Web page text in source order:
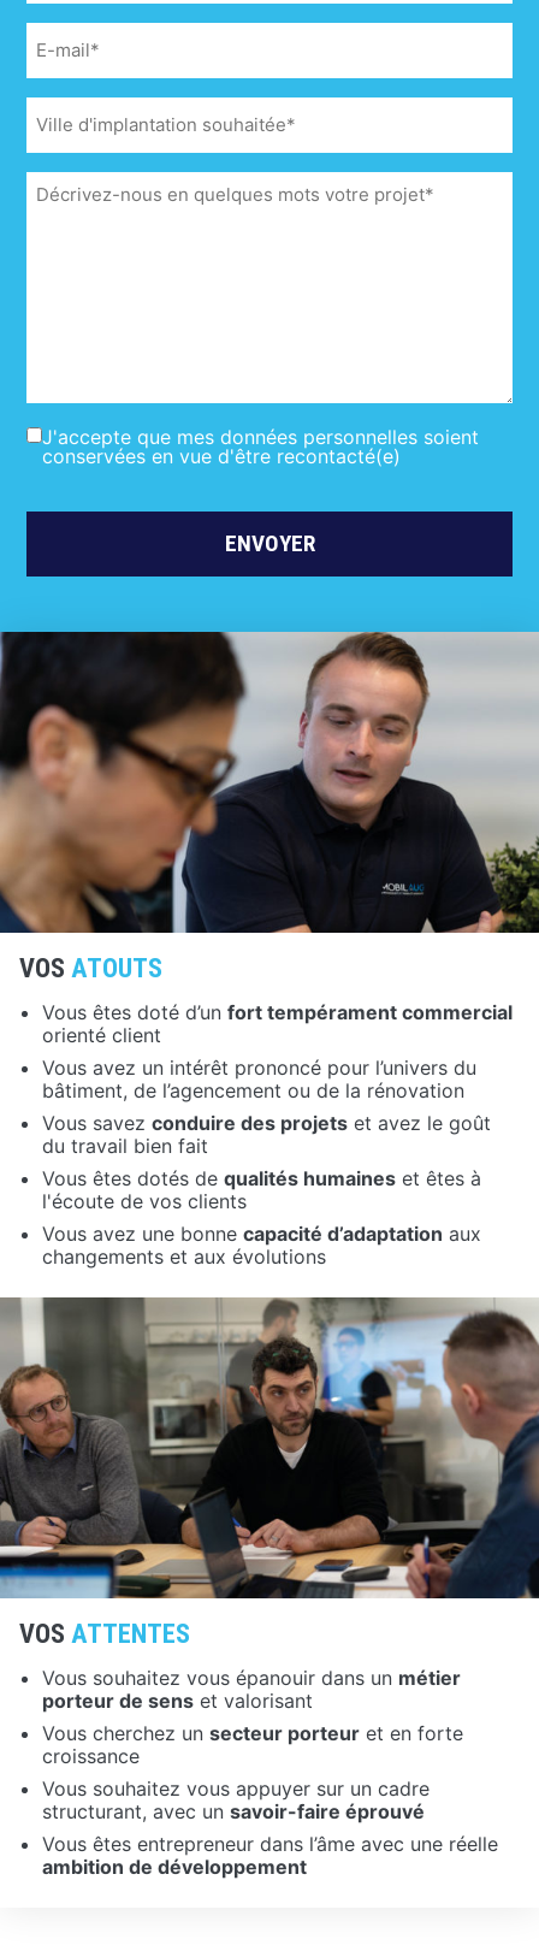
E-
mail
Ville
d'implantation
Message
(Nécessaire)
RGPD
(Nécessaire)
J'accepte que mes données personnelles soient
conservées en vue d'être recontacté(e)
VOS ATOUTS
Vous êtes doté d’unfort tempérament commercial
orienté client
Vous avez un intérêt prononcé pour l’univers du
bâtiment, de l’agencement ou de la rénovation
Vous savezconduire des projets et avez le goût
du travail bien fait
Vous êtes dotés dequalités humaines et êtes à
l'écoute de vos clients
Vous avez une bonnecapacité d’adaptation aux
changements et aux évolutions
VOS ATTENTES
Vous souhaitez vous épanouir dans un métier
porteur de sens et valorisant
Vous cherchez unsecteur porteur et en forte
croissance
Vous souhaitez vous appuyer sur un cadre
structurant, avec unsavoir-faire éprouvé
Vous êtes entrepreneur dans l’âme avec une réelle
ambition de développement